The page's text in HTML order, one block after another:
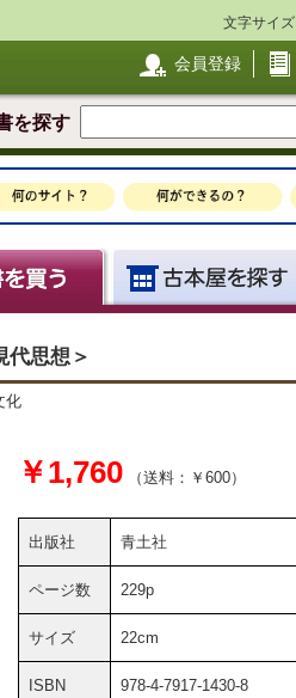
文字サイズ
会員登録
を探す
思想＞
化
￥1,760 （送料：￥600）
出版社 青土社
ページ数 229p
サイズ 22cm
ISBN 978-4-7917-1430-8